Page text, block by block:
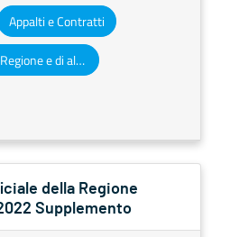
Appalti e Contratti
Altri atti e avvisi della Regione e di altri enti pubblici che interessano la collettività regionale
della Regione
Supplemento